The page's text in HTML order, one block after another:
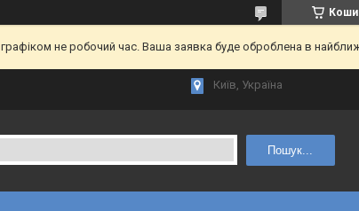
не робочий час. Ваша заявка буде оброблена в
Київ, Україна
Пошук...